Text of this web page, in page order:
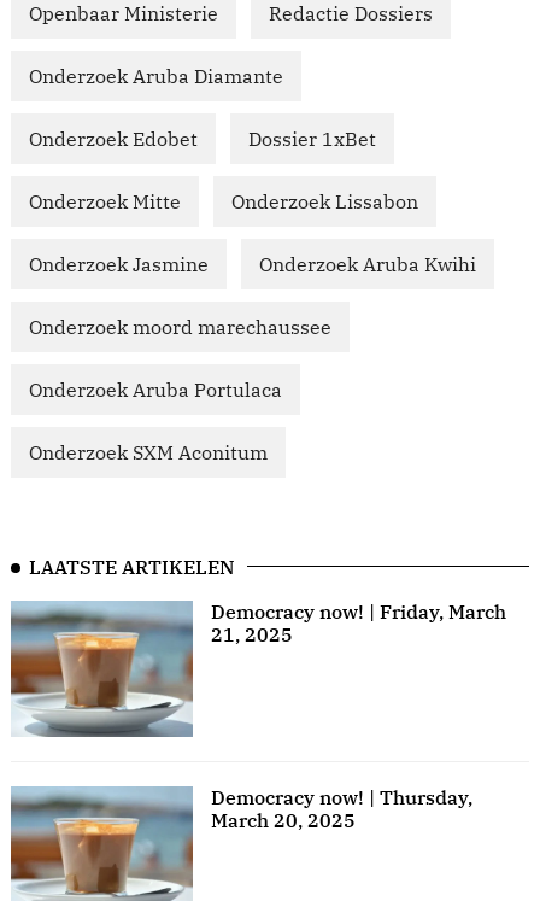
Openbaar Ministerie Redactie Dossiers
Onderzoek Aruba Diamante
Onderzoek Edobet Dossier 1xBet
Onderzoek Mitte Onderzoek Lissabon
Onderzoek Jasmine Onderzoek Aruba Kwihi
Onderzoek moord marechaussee
Onderzoek Aruba Portulaca
Onderzoek SXM Aconitum
LAATSTE ARTIKELEN
Democracy now! | Friday, March
21, 2025
Democracy now! | Thursday,
March 20, 2025